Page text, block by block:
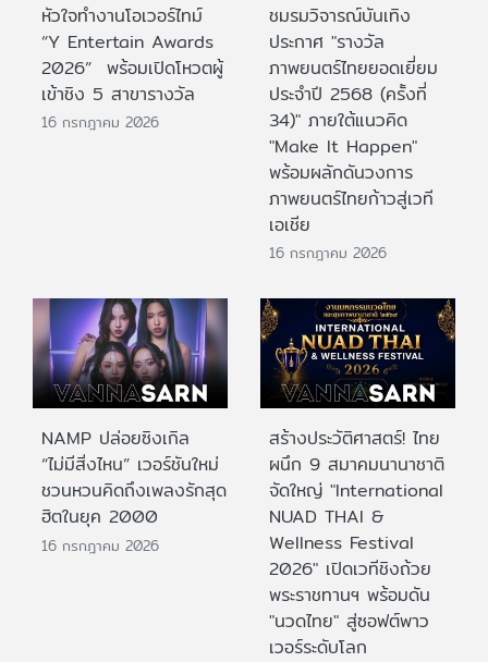
หัวใจทำงานโอเวอร์ไทม์
“Y Entertain Awards
2026” พร้อมเปิดโหวตผู้
เข้าชิง 5 สาขารางวัล
16 กรกฎาคม 2026
ชมรมวิจารณ์บันเทิง
ประกาศ "รางวัล
ภาพยนตร์ไทยยอดเยี่ยม
ประจําปี 2568 (ครั้งที่
34)" ภายใต้แนวคิด
"Make It Happen"
พร้อมผลักดันวงการ
ภาพยนตร์ไทยก้าวสู่เวที
เอเชีย
16 กรกฎาคม 2026
NAMP ปล่อยซิงเกิล
“ไม่มีสิ่งไหน” เวอร์ชันใหม่
ชวนหวนคิดถึงเพลงรักสุด
ฮิตในยุค 2000
16 กรกฎาคม 2026
สร้างประวัติศาสตร์! ไทย
ผนึก 9 สมาคมนานาชาติ
จัดใหญ่ "International
NUAD THAI &
Wellness Festival
2026" เปิดเวทีชิงถ้วย
พระราชทานฯ พร้อมดัน
"นวดไทย" สู่ซอฟต์พาว
เวอร์ระดับโลก